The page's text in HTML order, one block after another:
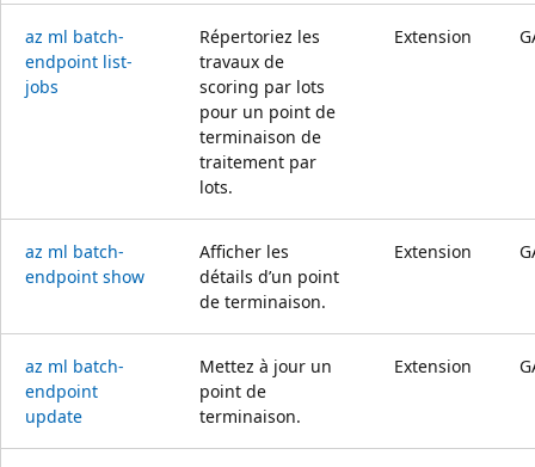
az ml batch-
endpoint list-
jobs
Répertoriez les
travaux de
scoring par lots
pour un point de
terminaison de
traitement par
lots.
Extension
az ml batch-
endpoint show
Afficher les
détails d’un point
de terminaison.
Extension
az ml batch-
endpoint
update
Mettez à jour un
point de
terminaison.
Extension